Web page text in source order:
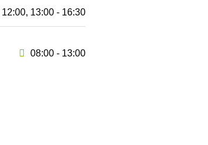
13:00 - 16:30
08:00 - 13:00